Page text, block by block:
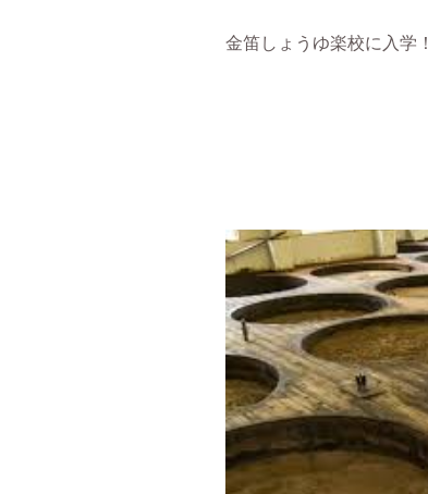
金笛しょうゆ楽校に入学！